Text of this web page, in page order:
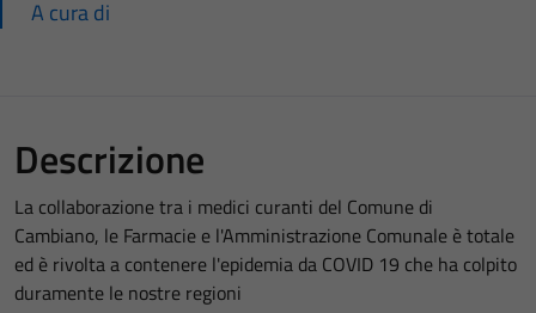
A cura di
Descrizione
La collaborazione tra i medici curanti del Comune di
Cambiano, le Farmacie e l'Amministrazione Comunale è totale
ed è rivolta a contenere l'epidemia da COVID 19 che ha colpito
duramente le nostre regioni